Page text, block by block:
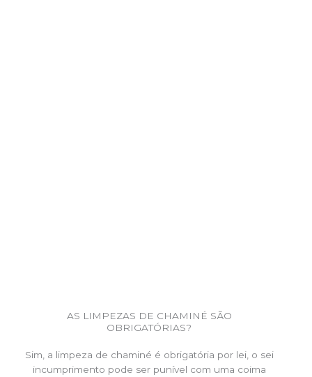
AS LIMPEZAS DE CHAMINÉ SÃO
OBRIGATÓRIAS?
Sim, a limpeza de chaminé é obrigatória por lei, o sei
incumprimento pode ser punível com uma coima